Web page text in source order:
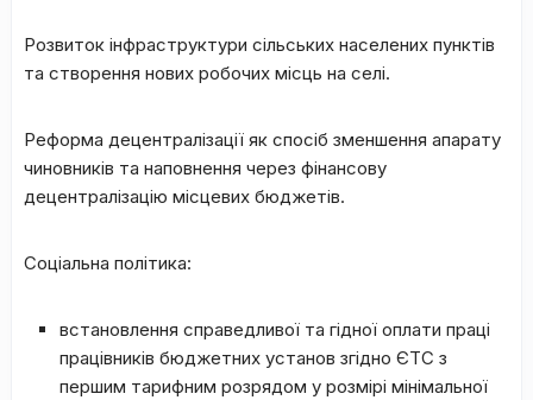
Розвиток інфраструктури сільських населених пунктів
та створення нових робочих місць на селі.
Реформа децентралізації як спосіб зменшення апарату
чиновників та наповнення через фінансову
децентралізацію місцевих бюджетів.
Соціальна політика:
встановлення справедливої та гідної оплати праці
працівників бюджетних установ згідно ЄТС з
першим тарифним розрядом у розмірі мінімальної